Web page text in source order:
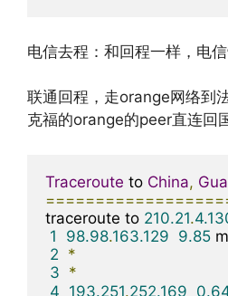
电信去程：和回程一样，电信
联通回程，走orange网络到
克福的orange的peer直连回国
Traceroute to China,
traceroute to 210.21.
1
98.98.163.129 9.85
2 *
3 *
4 193.251.252.169